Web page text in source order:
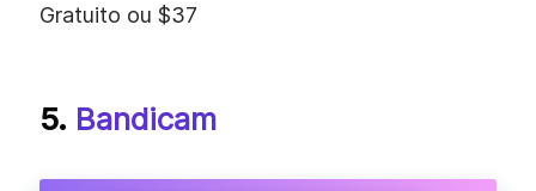
Gratuito ou $37
5. Bandicam